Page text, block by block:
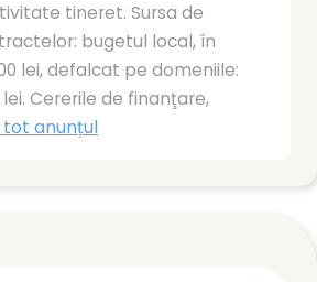
tineret. Sursa de
bugetul local, în
lei, defalcat pe domeniile:
Cererile de finanţare,
tot anunțul